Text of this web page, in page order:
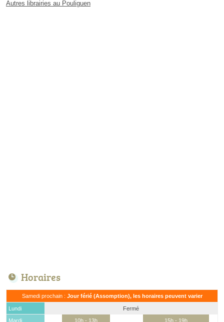
Autres librairies au Pouliguen
Horaires
Samedi prochain : Jour férié (Assomption), les horaires peuvent varier
Lundi
Fermé
Mardi
10h - 13h
15h - 19h